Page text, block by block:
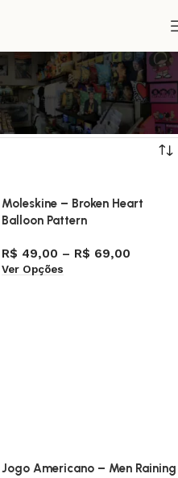
Moleskine – Broken Heart
Balloon Pattern
R$ 49,00 – R$ 69,00
Ver Opções
Jogo Americano – Men Raining